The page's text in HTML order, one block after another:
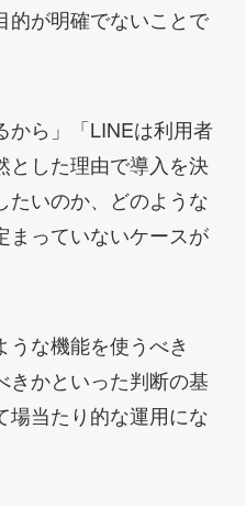
的が明確でないことで
から」「LINEは利用者
とした理由で導入を決
たいのか、どのような
まっていないケースが
うな機能を使うべき
きかといった判断の基
場当たり的な運用にな